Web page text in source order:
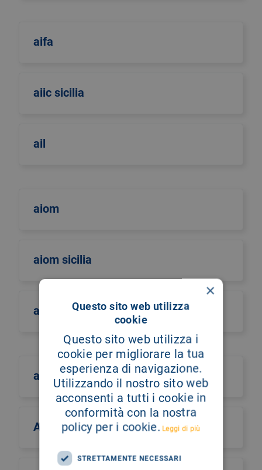
aifa
aiic sicilia
ail
aiom
aiom sicilia
airo
aism
Aismac
×
Questo sito web utilizza
cookie
Questo sito web utilizza i
cookie per migliorare la tua
esperienza di navigazione.
Utilizzando il nostro sito web
acconsenti a tutti i cookie in
conformità con la nostra
policy per i cookie. Leggi di più
STRETTAMENTE NECESSARI